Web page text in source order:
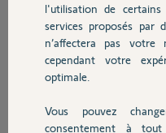
Autres produits
Devis avec un pro
Réponses
Bonjour
Qu'est-ce que vous appelez :"
tous les cas, il vous faudra une
l'utilisation de
services proposés par
n’affectera pas
cependant votre
optimale.
Vous pouvez
consentement à